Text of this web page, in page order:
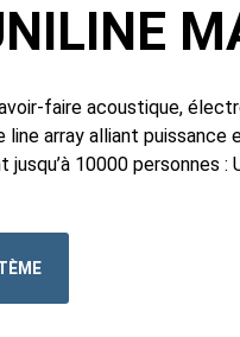
faire acoustique,
line array alliant puissance
10000 personnes :